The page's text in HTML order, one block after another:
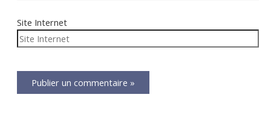
Site Internet